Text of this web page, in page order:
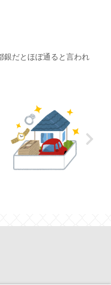
銀だとほぼ通ると言われ